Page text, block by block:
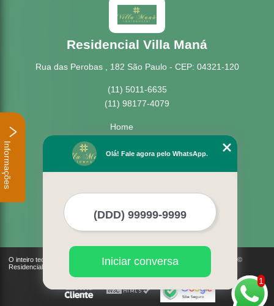
Residencial Villa Maná
Rua das Perobas , 182 São Paulo - CEP: 04321-120
(11) 5011-6635
(11) 98177-4079
Home
Missão
Mais Serviços
O inteiro teor deste site está sujeito à proteção de direitos autorais. Copyright©
Residencial Villa Maná (Lei 9610 de 19/02/1998)
1
Olá! Fale agora pelo WhatsApp.
Iniciar conversa
Informações